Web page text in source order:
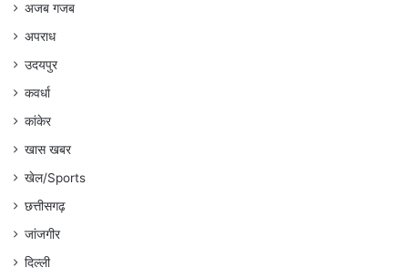
अजब गजब
अपराध
उदयपुर
कवर्धा
कांकेर
खास खबर
खेल/Sports
छत्तीसगढ़
जांजगीर
दिल्ली